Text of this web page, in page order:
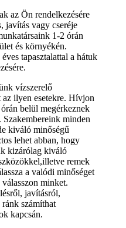
az Ön rendelkezésére
javítás vagy cseréje
1-2 órán
és környékén.
tapasztalattal a hátuk
vízszerelő
ilyen esetekre. Hívjon
belül megérkeznek
minden
kiváló minőségű
lehet abban, hogy
kizárólag kiváló
remek
a valódi minőséget
válasszon minket.
javításról,
számíthat
kapcsán.